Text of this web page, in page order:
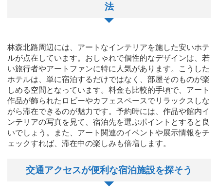
法
林森北路周辺には、アートなインテリアを施した安いホテ
ルが点在しています。おしゃれで個性的なデザインは、若
い旅行者やアートファンに特に人気があります。こうした
ホテルは、単に宿泊するだけではなく、部屋そのものが楽
しめる空間となっています。料金も比較的手頃で、アート
作品が飾られたロビーやカフェスペースでリラックスしな
がら滞在できるのが魅力です。予約時には、作品や館内イ
ンテリアの写真を見て、宿泊先を選ぶポイントとすると良
いでしょう。また、アート関連のイベントや展示情報をチ
ェックすれば、滞在中の楽しみも倍増します。
交通アクセスが便利な宿泊施設を探そう